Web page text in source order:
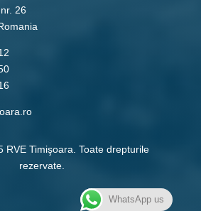
26
RVE Timişoara. Toate drepturile
rezervate.
WhatsApp us